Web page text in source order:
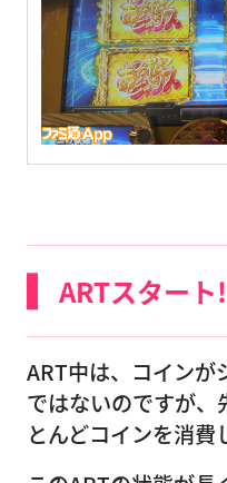
ARTスタート
ART中は、コインが
ではないのですが、
とんどコインを消費